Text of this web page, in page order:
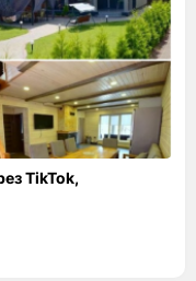
TikTok,